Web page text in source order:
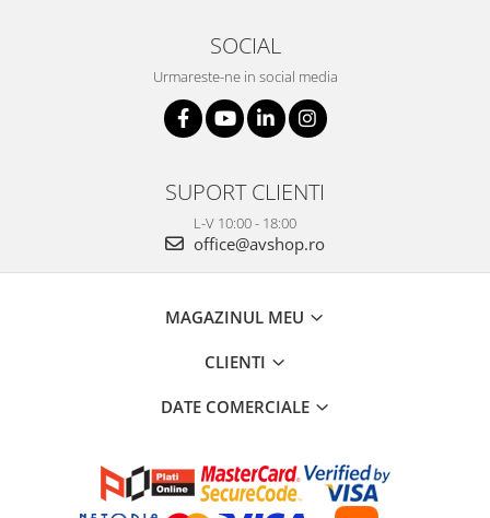
SOCIAL
Urmareste-ne in social media
SUPORT CLIENTI
L-V 10:00 - 18:00
office@avshop.ro
MAGAZINUL MEU
CLIENTI
DATE COMERCIALE